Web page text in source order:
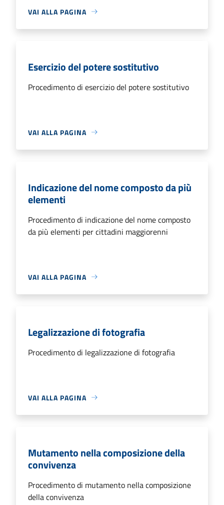
VAI ALLA PAGINA
Esercizio del potere sostitutivo
Procedimento di esercizio del potere sostitutivo
VAI ALLA PAGINA
Indicazione del nome composto da più
elementi
Procedimento di indicazione del nome composto
da più elementi per cittadini maggiorenni
VAI ALLA PAGINA
Legalizzazione di fotografia
Procedimento di legalizzazione di fotografia
VAI ALLA PAGINA
Mutamento nella composizione della
convivenza
Procedimento di mutamento nella composizione
della convivenza